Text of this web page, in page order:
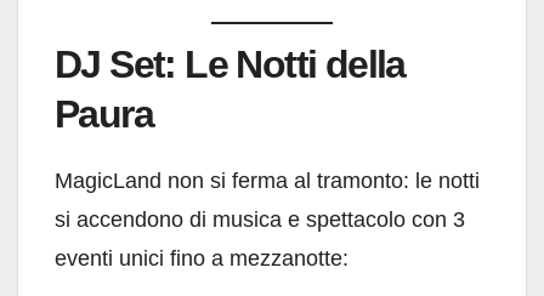
DJ Set: Le Notti della
Paura
MagicLand non si ferma al tramonto: le notti
si accendono di musica e spettacolo con 3
eventi unici fino a mezzanotte: